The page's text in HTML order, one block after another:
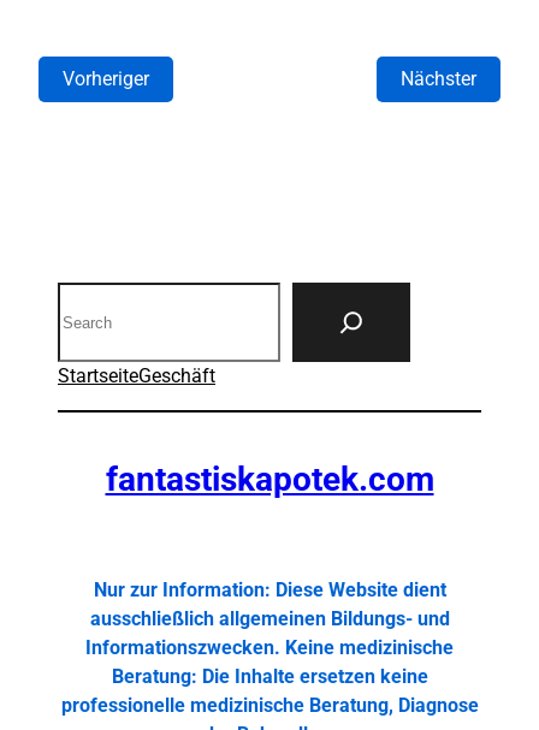
Vorheriger Nächster
StartseiteGeschäft
fantastiskapotek.com
Nur zur Information: Diese Website dient
ausschließlich allgemeinen Bildungs- und
Informationszwecken. Keine medizinische
Beratung: Die Inhalte ersetzen keine
professionelle medizinische Beratung, Diagnose